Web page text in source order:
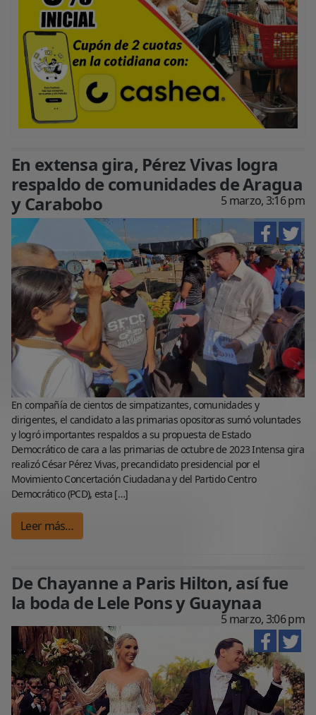
En extensa gira, Pérez Vivas logra
respaldo de comunidades de Aragua
y Carabobo
5 marzo, 3:16 pm
En compañía de cientos de simpatizantes, comunidades y
dirigentes, el candidato a las primarias opositoras sumó voluntades
y logró importantes respaldos a su propuesta de Estado
Democrático de cara a las primarias de octubre de 2023 Intensa gira
realizó César Pérez Vivas, precandidato presidencial por el
Movimiento Concertación Ciudadana y del Partido Centro
Democrático (PCD), esta […]
Leer más…
De Chayanne a Paris Hilton, así fue
la boda de Lele Pons y Guaynaa
5 marzo, 3:06 pm